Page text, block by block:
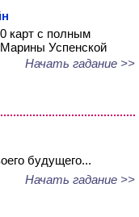
карт с полным
Успенской
Начать гадание >>
будущего...
Начать гадание >>